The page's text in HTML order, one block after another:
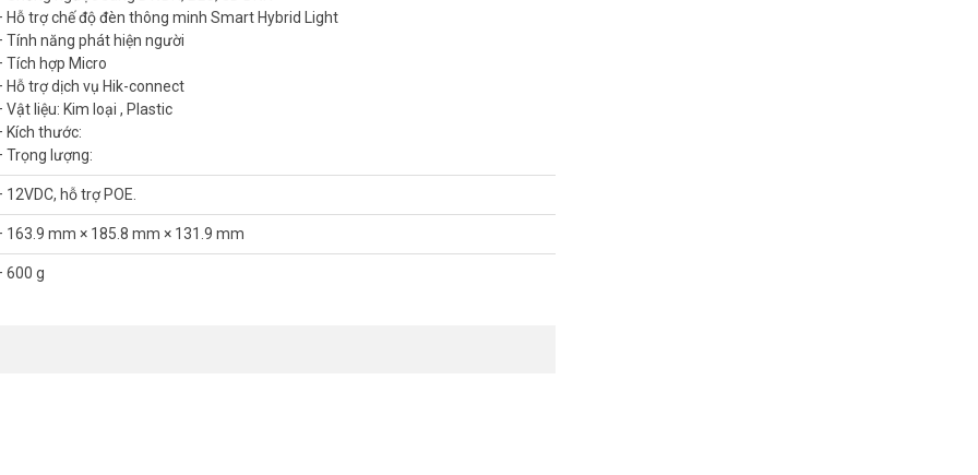
Hàng Nghìn Công Trình
tại Việt Nam. Hơn 16 năm hoạt động, chúng tôi đã triển khai hàng nghìn hệ
màu ban đêm Hikvision tại đây luôn minh bạch, kèm bảo hành chính hãng đầy
PT Smart Hybird Light 4MP Hikvision DS-
Hỗ trợ chế độ đèn thông minh Smart Hybrid Light
Tính năng phát hiện người
Tích hợp Micro
Hỗ trợ dịch vụ Hik-connect
Vật liệu: Kim loại , Plastic
Kích thước:
Trọng lượng:
12VDC, hỗ trợ POE.
163.9 mm × 185.8 mm × 131.9 mm
600 g